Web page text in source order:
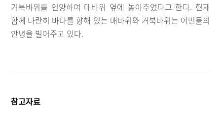
거북바위를 인양하여 매바위 옆에 놓아주었다고 한다. 현재
함께 나란히 바다를 향해 있는 매바위와 거북바위는 어민들의
안녕을 빌어주고 있다.
참고자료